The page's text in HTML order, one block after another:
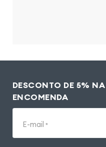
DESCONTO DE 5%
ENCOMENDA
E-mail *